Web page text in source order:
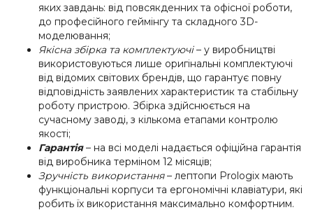
яких завдань: від повсякденних та офісної роботи,
до професійного геймінгу та складного 3D-
моделювання;
Якісна збірка та комплектуючі– у виробництві
використовуються лише оригінальні комплектуючі
від відомих світових брендів, що гарантує повну
відповідність заявлених характеристик та стабільну
роботу пристрою. Збірка здійснюється на
сучасному заводі, з кількома етапами контролю
якості;
Гарантія– на всі моделі надається офіційна гарантія
від виробника терміном 12 місяців;
Зручність використання– лептопи Prologix мають
функціональні корпуси та ергономічні клавіатури, які
робить їх використання максимально комфортним.